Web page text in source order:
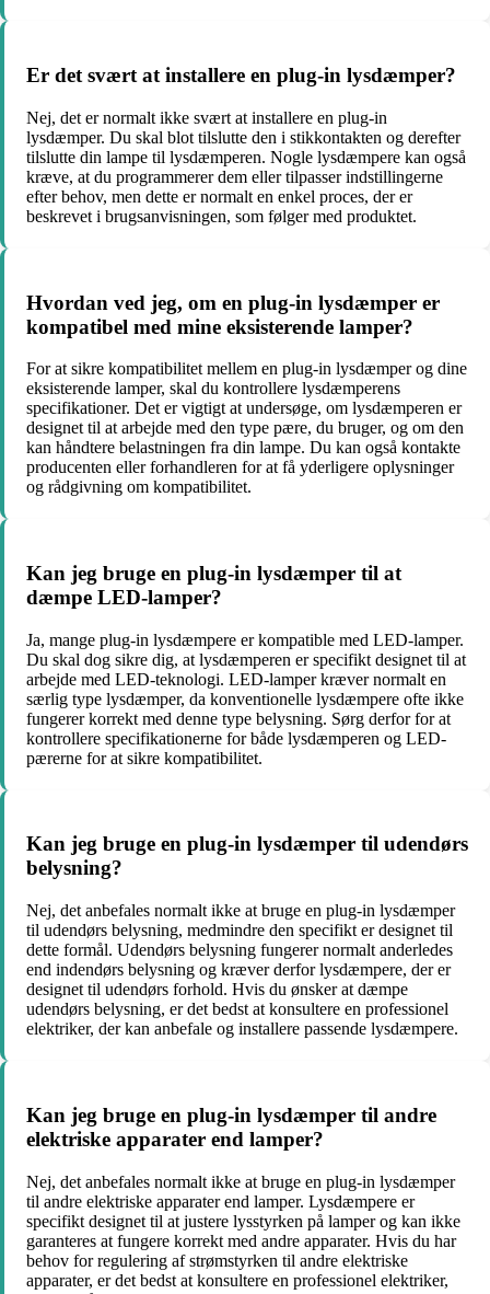
Er det svært at installere en plug-in lysdæmper?
Nej, det er normalt ikke svært at installere en plug-in
lysdæmper. Du skal blot tilslutte den i stikkontakten og derefter
tilslutte din lampe til lysdæmperen. Nogle lysdæmpere kan også
kræve, at du programmerer dem eller tilpasser indstillingerne
efter behov, men dette er normalt en enkel proces, der er
beskrevet i brugsanvisningen, som følger med produktet.
Hvordan ved jeg, om en plug-in lysdæmper er
kompatibel med mine eksisterende lamper?
For at sikre kompatibilitet mellem en plug-in lysdæmper og dine
eksisterende lamper, skal du kontrollere lysdæmperens
specifikationer. Det er vigtigt at undersøge, om lysdæmperen er
designet til at arbejde med den type pære, du bruger, og om den
kan håndtere belastningen fra din lampe. Du kan også kontakte
producenten eller forhandleren for at få yderligere oplysninger
og rådgivning om kompatibilitet.
Kan jeg bruge en plug-in lysdæmper til at
dæmpe LED-lamper?
Ja, mange plug-in lysdæmpere er kompatible med LED-lamper.
Du skal dog sikre dig, at lysdæmperen er specifikt designet til at
arbejde med LED-teknologi. LED-lamper kræver normalt en
særlig type lysdæmper, da konventionelle lysdæmpere ofte ikke
fungerer korrekt med denne type belysning. Sørg derfor for at
kontrollere specifikationerne for både lysdæmperen og LED-
pærerne for at sikre kompatibilitet.
Kan jeg bruge en plug-in lysdæmper til udendørs
belysning?
Nej, det anbefales normalt ikke at bruge en plug-in lysdæmper
til udendørs belysning, medmindre den specifikt er designet til
dette formål. Udendørs belysning fungerer normalt anderledes
end indendørs belysning og kræver derfor lysdæmpere, der er
designet til udendørs forhold. Hvis du ønsker at dæmpe
udendørs belysning, er det bedst at konsultere en professionel
elektriker, der kan anbefale og installere passende lysdæmpere.
Kan jeg bruge en plug-in lysdæmper til andre
elektriske apparater end lamper?
Nej, det anbefales normalt ikke at bruge en plug-in lysdæmper
til andre elektriske apparater end lamper. Lysdæmpere er
specifikt designet til at justere lysstyrken på lamper og kan ikke
garanteres at fungere korrekt med andre apparater. Hvis du har
behov for regulering af strømstyrken til andre elektriske
apparater, er det bedst at konsultere en professionel elektriker,